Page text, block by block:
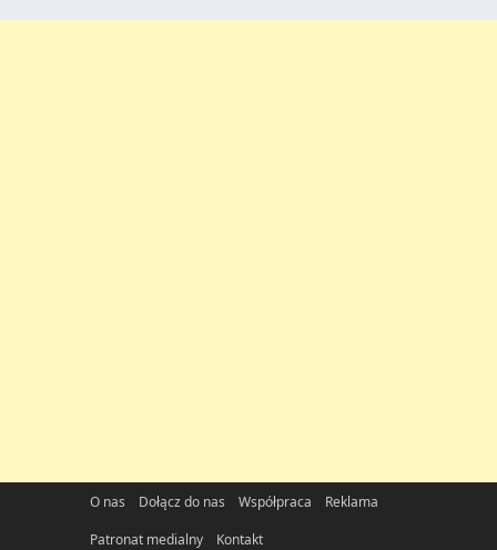
O nas Dołącz do nas Współpraca
Reklama
Patronat medialny
Kontakt